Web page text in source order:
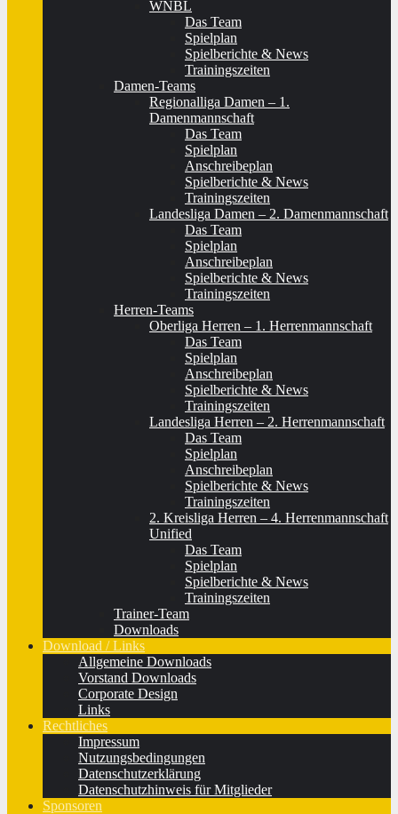
WNBL
Das Team
Spielplan
Spielberichte & News
Trainingszeiten
Damen-Teams
Regionalliga Damen – 1.
Damenmannschaft
Das Team
Spielplan
Anschreibeplan
Spielberichte & News
Trainingszeiten
Landesliga Damen – 2. Damenmannschaft
Das Team
Spielplan
Anschreibeplan
Spielberichte & News
Trainingszeiten
Herren-Teams
Oberliga Herren – 1. Herrenmannschaft
Das Team
Spielplan
Anschreibeplan
Spielberichte & News
Trainingszeiten
Landesliga Herren – 2. Herrenmannschaft
Das Team
Spielplan
Anschreibeplan
Spielberichte & News
Trainingszeiten
2. Kreisliga Herren – 4. Herrenmannschaft
Unified
Das Team
Spielplan
Spielberichte & News
Trainingszeiten
Trainer-Team
Downloads
Download / Links
Allgemeine Downloads
Vorstand Downloads
Corporate Design
Links
Rechtliches
Impressum
Nutzungsbedingungen
Datenschutzerklärung
Datenschutzhinweis für Mitglieder
Sponsoren